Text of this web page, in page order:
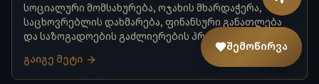
სოციალური მომსახურება, ოჯახის მხარდაჭერა,
საცხოვრებლის დახმარება, ფინანსური განათლება
და საზოგადოების გაძლიერების პროგრამები.
გაიგე მეტი
შემოწირვა